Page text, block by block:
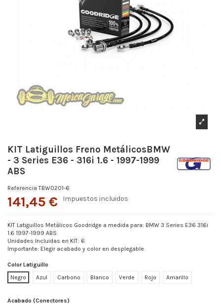
KIT Latiguillos Freno MetálicosBMW
- 3 Series E36 - 316i 1.6 - 1997-1999
ABS
Referencia TBW0201-6
141,45 € Impuestos incluidos
KIT Latiguillos Metálicos Goodridge a medida para: BMW 3 Series E36 316i
1.6 1997-1999 ABS
Unidades Incluidas en KIT: 6
Importante: Elegir acabado y color en desplegable
Color Latiguillo
Negro
Azul Carbono Blanco Verde Rojo Amarillo
Acabado (Conectores)